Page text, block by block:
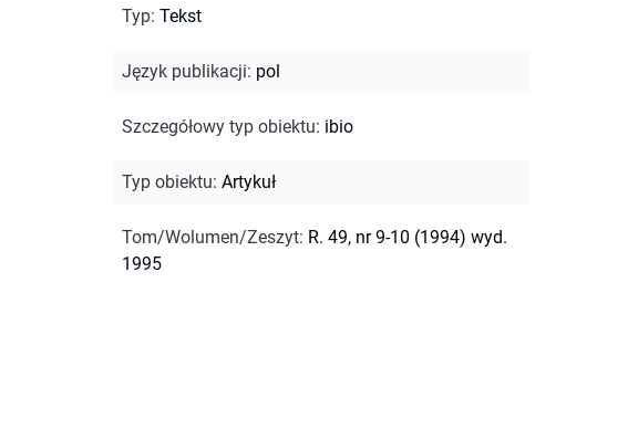
Typ: Tekst
Język publikacji: pol
Szczegółowy typ obiektu: ibio
Typ obiektu: Artykuł
Tom/Wolumen/Zeszyt: R. 49, nr 9-10 (1994) wyd.
1995